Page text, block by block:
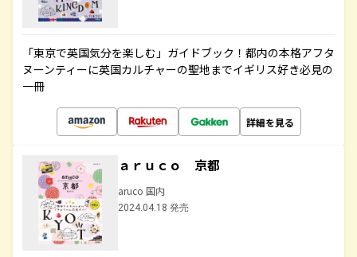
「東京で英国気分を楽しむ」ガイドブック！都内の本格アフタ
ヌーンティーに英国カルチャーの聖地までイギリス好き必見の
一冊
詳細を見る
ａｒｕｃｏ 京都
aruco 国内
2024.04.18 発売